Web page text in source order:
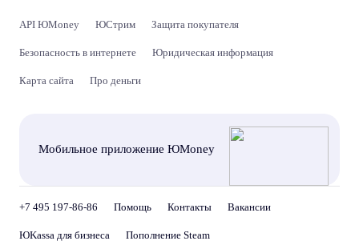
API ЮMoney ЮСтрим Защита покупателя
Безопасность в интернете Юридическая информация
Карта сайта Про деньги
Мобильное приложение ЮMoney
+7 495 197-86-86 Помощь Контакты Вакансии
ЮKassa для бизнеса Пополнение Steam